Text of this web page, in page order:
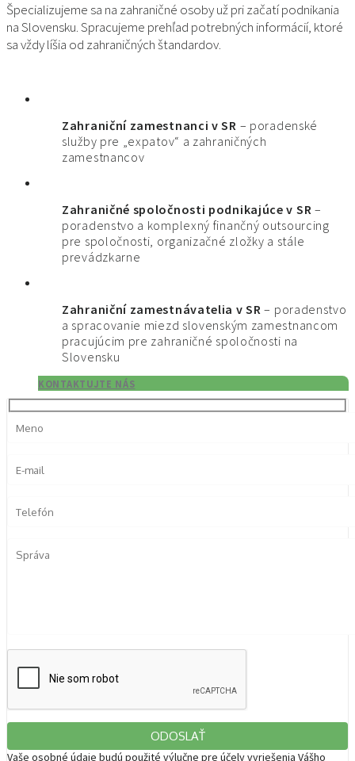
Špecializujeme sa na zahraničné osoby už pri začatí podnikania
na Slovensku. Spracujeme prehľad potrebných informácií, ktoré
sa vždy líšia od zahraničných štandardov.
Zahraniční zamestnanci v SR – poradenské
služby pre „expatov“ a zahraničných
zamestnancov
Zahraničné spoločnosti podnikajúce v SR –
poradenstvo a komplexný finančný outsourcing
pre spoločnosti, organizačné zložky a stále
prevádzkarne
Zahraniční zamestnávatelia v SR – poradenstvo
a spracovanie miezd slovenským zamestnancom
pracujúcim pre zahraničné spoločnosti na
Slovensku
KONTAKTUJTE NÁS
Vaše osobné údaje budú použité výlučne pre účely vyriešenia Vášho